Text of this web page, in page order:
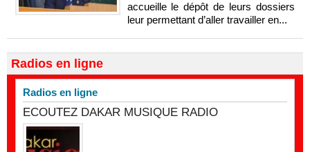
accueille le dépôt de leurs dossiers
leur permettant d’aller travailler en...
Radios en ligne
Radios en ligne
ECOUTEZ DAKAR MUSIQUE RADIO